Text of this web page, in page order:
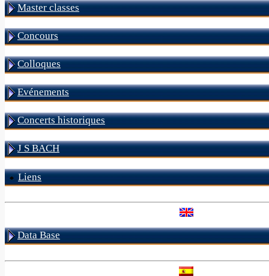
Master classes
Concours
Colloques
Evénements
Concerts historiques
J S BACH
Liens
Data Base